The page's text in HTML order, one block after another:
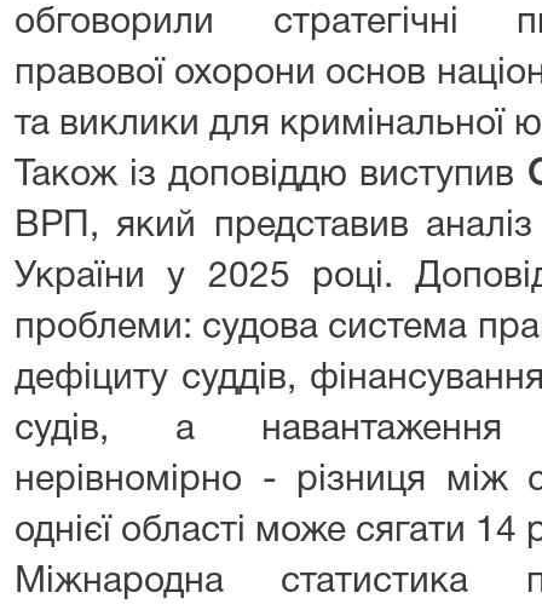
обговорили стратегічні
правової охорони основ
та виклики для кримінальної
Також із доповіддю виступив
ВРП, який представив
України у 2025 році.
проблеми: судова система
дефіциту суддів,
судів, а навантаження
нерівномірно - різниця між
однієї області може сягати 14
Міжнародна статистика